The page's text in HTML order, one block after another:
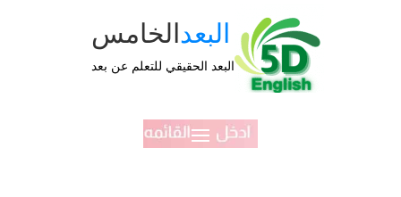
البعدالخامس
البعد الحقيقي للتعلم عن بعد